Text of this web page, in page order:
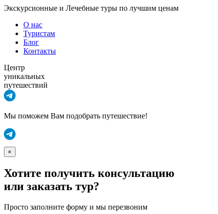
Экскурсионные и Лечебные туры по лучшим ценам
О нас
Туристам
Блог
Контакты
Центр
уникальных
путешествий
Мы поможем Вам подобрать путешествие!
×
Хотите получить консультацию
или заказать тур?
Просто заполните форму и мы перезвоним